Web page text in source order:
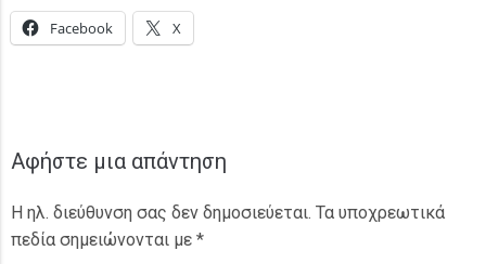
Facebook X
Αφήστε μια απάντηση
Η ηλ. διεύθυνση σας δεν δημοσιεύεται. Τα υποχρεωτικά
πεδία σημειώνονται με *